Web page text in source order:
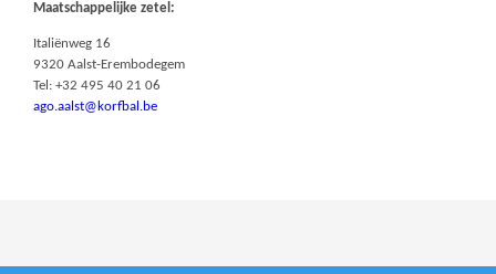
Maatschappelijke zetel:
Italiënweg 16
9320 Aalst-Erembodegem
Tel: +32 495 40 21 06
ago.aalst@korfbal.be